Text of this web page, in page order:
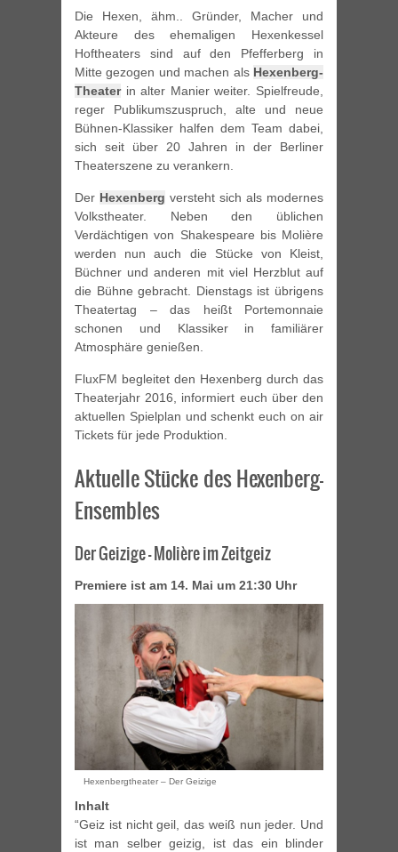
Die Hexen, ähm.. Gründer, Macher und
Akteure des ehemaligen Hexenkessel
Hoftheaters sind auf den Pfefferberg in
Mitte gezogen und machen als Hexenberg-
Theaterin alter Manier weiter. Spielfreude,
reger Publikumszuspruch, alte und neue
Bühnen-Klassiker halfen dem Team dabei,
sich seit über 20 Jahren in der Berliner
Theaterszene zu verankern.
Der Hexenberg versteht sich als modernes
Volkstheater. Neben den üblichen
Verdächtigen von Shakespeare bis Molière
werden nun auch die Stücke von Kleist,
Büchner und anderen mit viel Herzblut auf
die Bühne gebracht. Dienstags ist übrigens
Theatertag – das heißt Porte­mon­naie
schonen und Klassiker in familiärer
Atmosphäre genießen.
FluxFM begleitet den Hexenberg durch das
Theaterjahr 2016, informiert euch über den
aktuellen Spielplan und schenkt euch on air
Tickets für jede Produktion.
Aktuelle Stücke des Hexenberg-
Ensembles
Der Geizige – Molière im Zeitgeiz
Premiere ist am 14. Mai um 21:30 Uhr
Hexenbergtheater – Der Geizige
Inhalt
“Geiz ist nicht geil, das weiß nun jeder. Und
ist man selber geizig, ist das ein blinder